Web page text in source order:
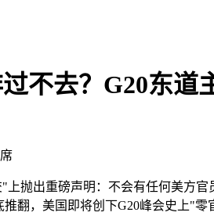
不去？G20东道
抛出重磅声明：不会有任何美方官
翻，美国即将创下G20峰会史上"